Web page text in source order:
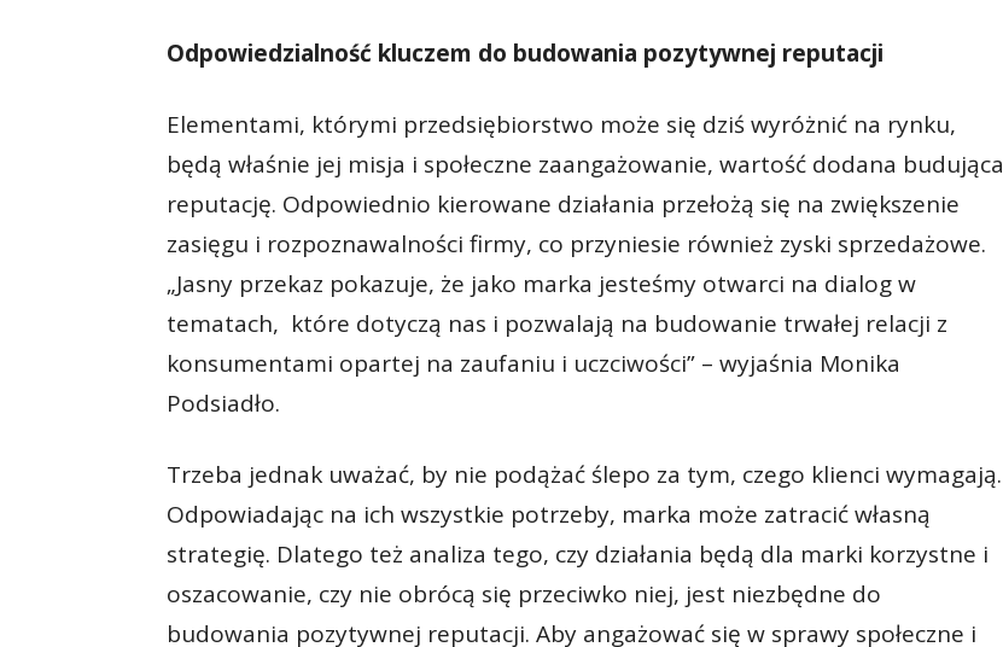
Odpowiedzialność kluczem do budowania pozytywnej reputacji
Elementami, którymi przedsiębiorstwo może się dziś wyróżnić na rynku,
będą właśnie jej misja i społeczne zaangażowanie, wartość dodana budująca
reputację. Odpowiednio kierowane działania przełożą się na zwiększenie
zasięgu i rozpoznawalności firmy, co przyniesie również zyski sprzedażowe.
„Jasny przekaz pokazuje, że jako marka jesteśmy otwarci na dialog w
tematach, które dotyczą nas i pozwalają na budowanie trwałej relacji z
konsumentami opartej na zaufaniu i uczciwości” – wyjaśnia Monika
Podsiadło.
Trzeba jednak uważać, by nie podążać ślepo za tym, czego klienci wymagają.
Odpowiadając na ich wszystkie potrzeby, marka może zatracić własną
strategię. Dlatego też analiza tego, czy działania będą dla marki korzystne i
oszacowanie, czy nie obrócą się przeciwko niej, jest niezbędne do
budowania pozytywnej reputacji. Aby angażować się w sprawy społeczne i